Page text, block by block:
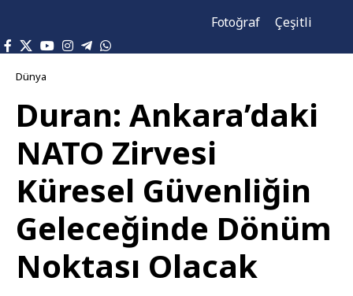
Fotoğraf
Çeşitli
Dünya
Duran: Ankara’daki
NATO Zirvesi
Küresel Güvenliğin
Geleceğinde Dönüm
Noktası Olacak